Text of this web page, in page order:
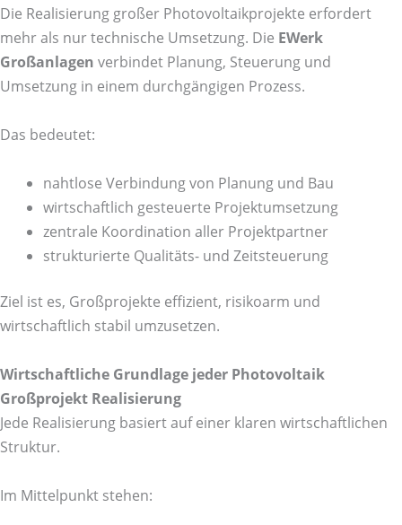
Die Realisierung großer Photovoltaikprojekte erfordert
mehr als nur technische Umsetzung. Die EWerk
Großanlagen verbindet Planung, Steuerung und
Umsetzung in einem durchgängigen Prozess.
Das bedeutet:
nahtlose Verbindung von Planung und Bau
wirtschaftlich gesteuerte Projektumsetzung
zentrale Koordination aller Projektpartner
strukturierte Qualitäts- und Zeitsteuerung
Ziel ist es, Großprojekte effizient, risikoarm und
wirtschaftlich stabil umzusetzen.
Wirtschaftliche Grundlage jeder Photovoltaik
Großprojekt Realisierung
Jede Realisierung basiert auf einer klaren wirtschaftlichen
Struktur.
Im Mittelpunkt stehen: